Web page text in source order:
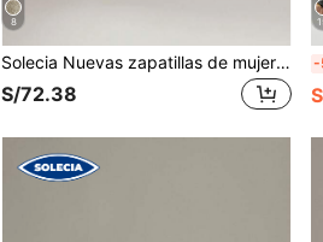
8
Solecia Nuevas zapatillas de mujer con media plantilla, con imitación de piel de peluche en el interior para mantener el calor y la comodidad, casuales y versátiles para el transporte y el uso diario
S/72.38
-